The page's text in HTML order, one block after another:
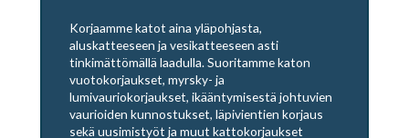
Korjaamme katot aina yläpohjasta,
aluskatteeseen ja vesikatteeseen asti
tinkimättömällä laadulla. Suoritamme katon
vuotokorjaukset, myrsky- ja
lumivauriokorjaukset, ikääntymisestä johtuvien
vaurioiden kunnostukset, läpivientien korjaus
sekä uusimistyöt ja muut kattokorjaukset